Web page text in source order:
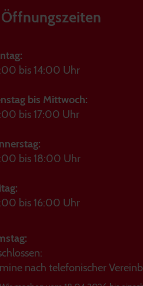
Öffnungszeiten
bis 14:00 Uhr
bis Mittwoch:
bis 17:00 Uhr
bis 18:00 Uhr
bis 16:00 Uhr
nach telefonischer